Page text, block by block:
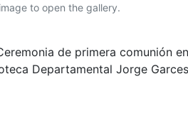
to open the gallery.
de primera comunión
Departamental Jorge